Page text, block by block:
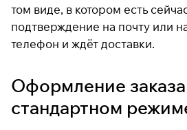
том виде, в котором есть
подтверждение на почту или
телефон и ждёт доставки.
Оформление
стандартном